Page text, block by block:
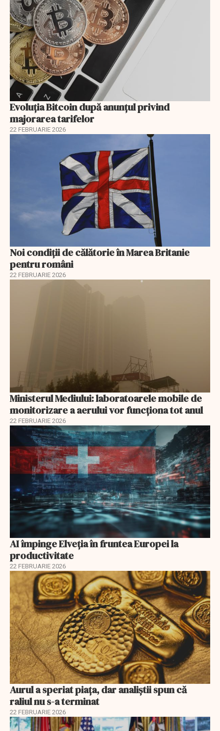
Evoluția Bitcoin după anunțul privind
majorarea tarifelor
22 FEBRUARIE 2026
Noi condiții de călătorie în Marea Britanie
pentru români
22 FEBRUARIE 2026
Ministerul Mediului: laboratoarele mobile de
monitorizare a aerului vor funcționa tot anul
22 FEBRUARIE 2026
AI împinge Elveția în fruntea Europei la
productivitate
22 FEBRUARIE 2026
Aurul a speriat piața, dar analiștii spun că
raliul nu s-a terminat
22 FEBRUARIE 2026